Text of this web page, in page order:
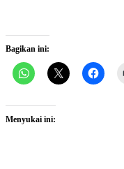
Bagikan ini:
Menyukai ini: